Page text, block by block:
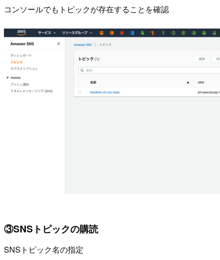
コンソールでもトピックが存在することを確認
③SNSトピックの購読
SNSトピック名の指定